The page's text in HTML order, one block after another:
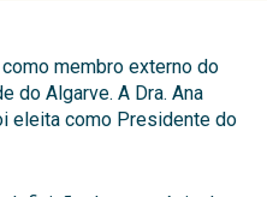
membro externo do
do Algarve. A Dra. Ana
eleita como Presidente do